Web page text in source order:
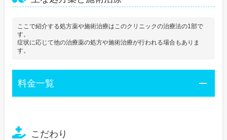
ここで紹介する処方薬や施術治療はこのクリニックの治療法の1部で
す。
症状に応じて他の治療薬の処方や施術治療が行われる場合もありま
す。
料金一覧
こだわり